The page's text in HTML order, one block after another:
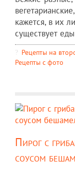
кажется, в их
существует
Рецепты на
Рецепты c фото
Пирог с
соусом